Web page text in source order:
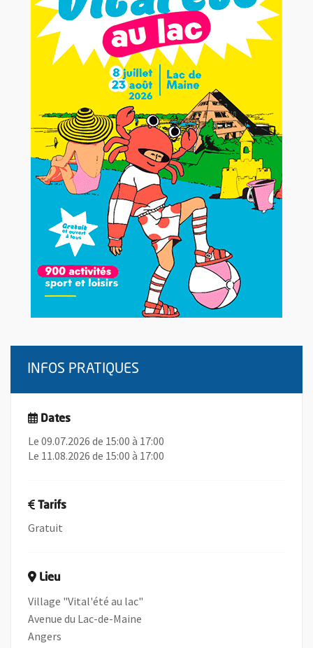
INFOS PRATIQUES
Dates
Le 09.07.2026 de 15:00 à 17:00
Le 11.08.2026 de 15:00 à 17:00
Tarifs
Gratuit
Lieu
Village "Vital'été au lac"
Avenue du Lac-de-Maine
Angers